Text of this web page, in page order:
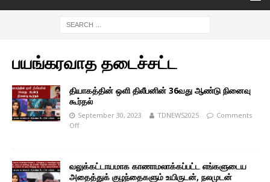
பயங்கரவாத தடைச்சட்ட
தியாகத்தின் ஒளி திலீபனின் 36வது ஆண்டு நினைவு
கூர்தல்
September 30, 2023 TDNEWS2025
Comments
Off
வலுக்கட்டாயமாக காணாமலாக்கப்பட்ட எங்களுடைய
அதைத்துக் குழந்தைகளும் உயிருடன், நலமுடன்